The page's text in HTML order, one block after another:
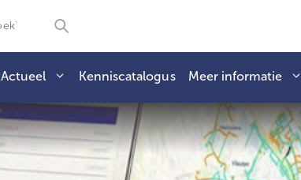
Actueel Kenniscatalogus Meer informatie